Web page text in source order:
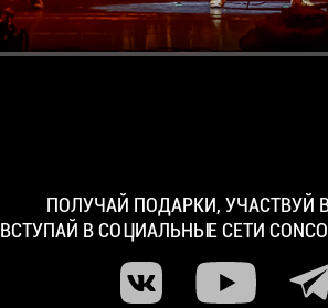
ПОЛУЧАЙ ПОДАРКИ, УЧАСТВУЙ
ВСТУПАЙ В СОЦИАЛЬНЫЕ СЕТИ